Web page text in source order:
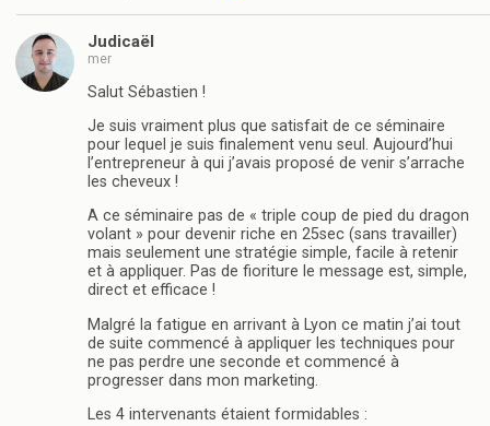
Judicaël
mer
Salut Sébastien !
Je suis vraiment plus que satisfait de ce séminaire
pour lequel je suis finalement venu seul. Aujourd’hui
l’entrepreneur à qui j’avais proposé de venir s’arrache
les cheveux !
A ce séminaire pas de « triple coup de pied du dragon
volant » pour devenir riche en 25sec (sans travailler)
mais seulement une stratégie simple, facile à retenir
et à appliquer. Pas de fioriture le message est, simple,
direct et efficace !
Malgré la fatigue en arrivant à Lyon ce matin j’ai tout
de suite commencé à appliquer les techniques pour
ne pas perdre une seconde et commencé à
progresser dans mon marketing.
Les 4 intervenants étaient formidables :